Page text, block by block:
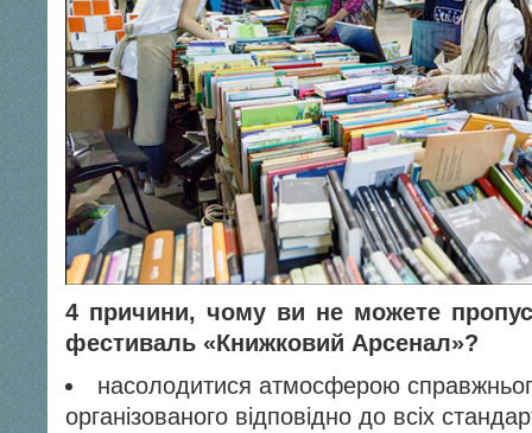
4 причини, чому ви не можете
фестиваль «Книжковий Арсенал»?
насолодитися атмосферою
організованого відповідно до всіх